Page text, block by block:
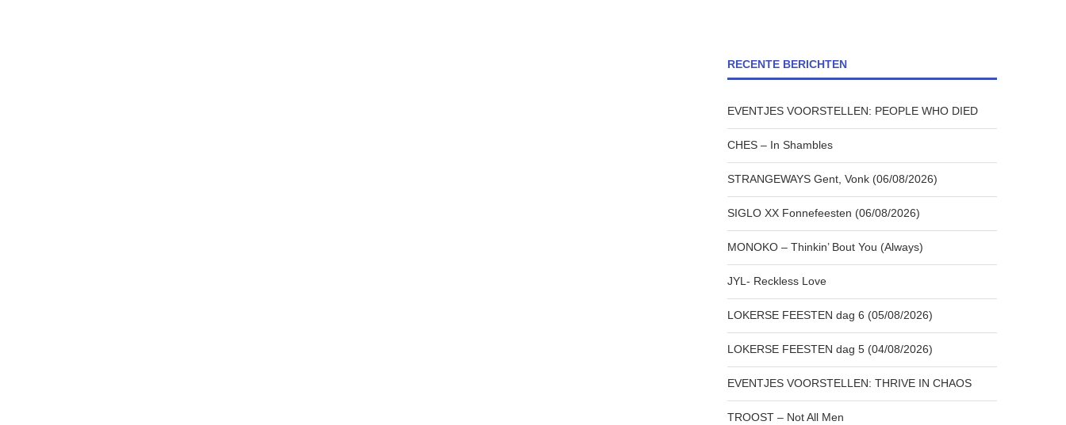
RECENTE BERICHTEN
EVENTJES VOORSTELLEN: PEOPLE WHO DIED
CHES – In Shambles
STRANGEWAYS Gent, Vonk (06/08/2026)
SIGLO XX Fonnefeesten (06/08/2026)
MONOKO – Thinkin’ Bout You (Always)
JYL- Reckless Love
LOKERSE FEESTEN dag 6 (05/08/2026)
LOKERSE FEESTEN dag 5 (04/08/2026)
EVENTJES VOORSTELLEN: THRIVE IN CHAOS
TROOST – Not All Men